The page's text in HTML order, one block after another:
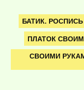
БАТИК.
ПЛАТОК
СВОИМИ